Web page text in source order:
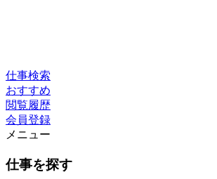
仕事検索
おすすめ
閲覧履歴
会員登録
メニュー
仕事を探す